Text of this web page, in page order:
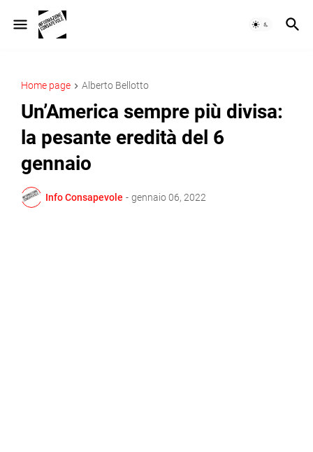
Home page Alberto Bellotto
Un’America sempre più divisa:
la pesante eredità del 6
gennaio
Info Consapevole - gennaio 06, 2022